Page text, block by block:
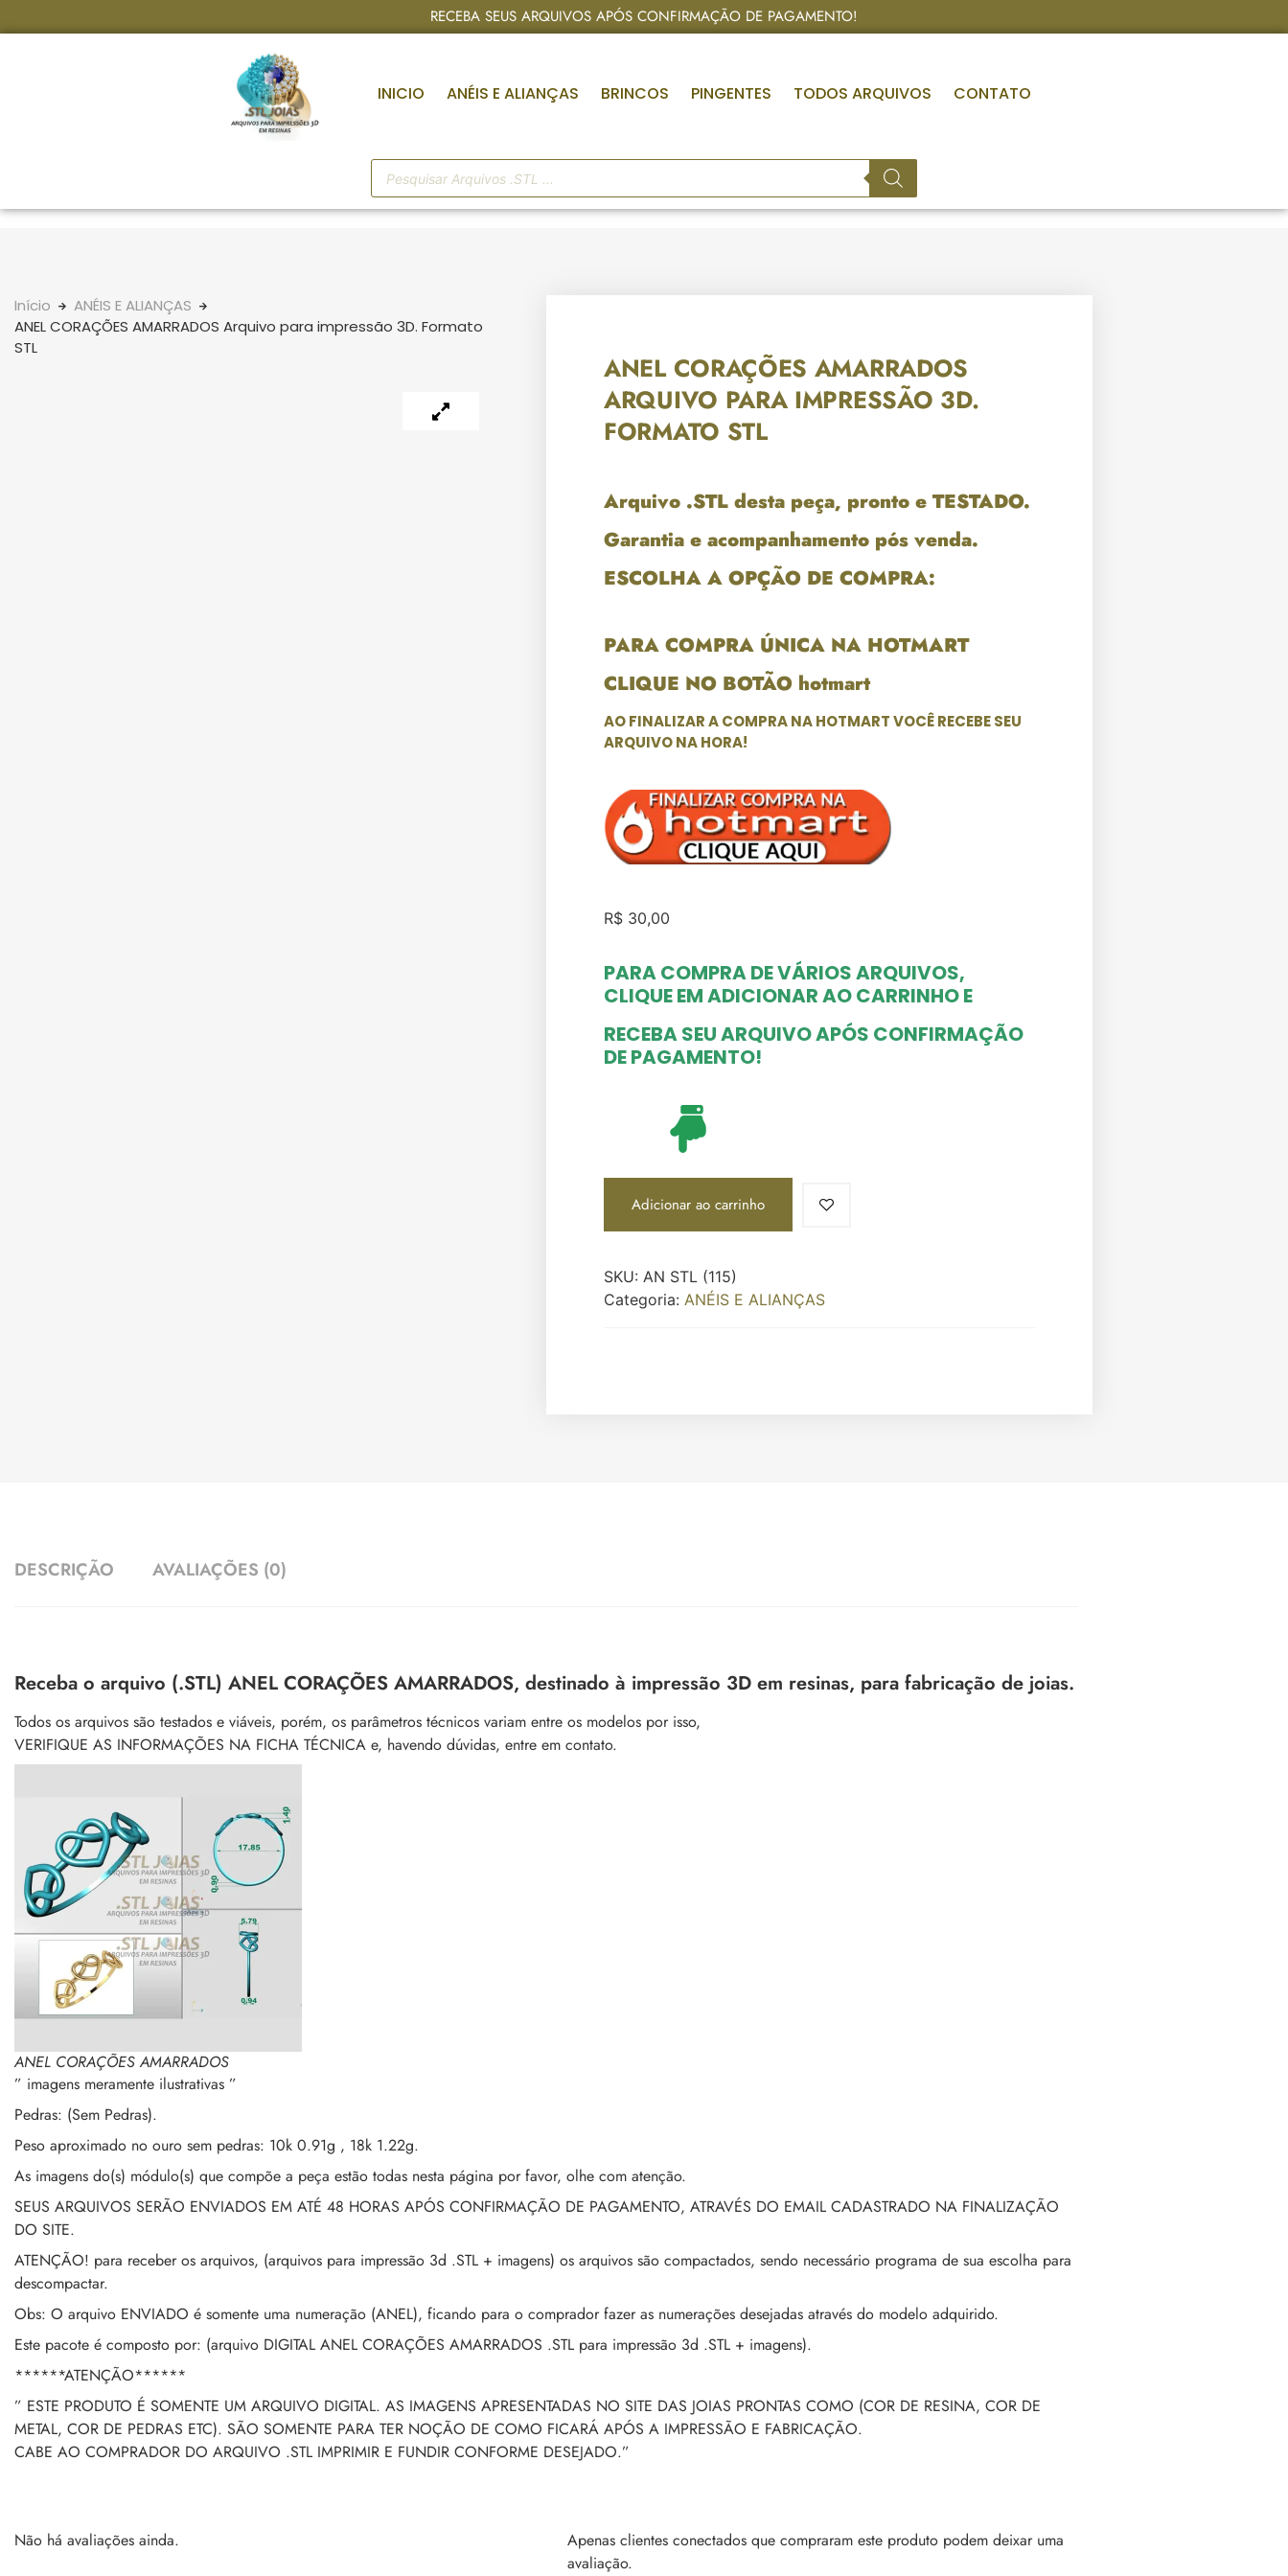
RECEBA SEUS ARQUIVOS APÓS CONFIRMAÇÃO DE PAGAMENTO!
INICIO ANÉIS E ALIANÇAS BRINCOS PINGENTES TODOS ARQUIVOS CONTATO
Início
ANÉIS E ALIANÇAS
ANEL CORAÇÕES AMARRADOS Arquivo para impressão 3D. Formato
STL
ANEL CORAÇÕES AMARRADOS
ARQUIVO PARA IMPRESSÃO 3D.
FORMATO STL
Arquivo .STL desta peça, pronto e TESTADO.
Garantia e acompanhamento pós venda.
ESCOLHA A OPÇÃO DE COMPRA:
PARA COMPRA ÚNICA NA HOTMART
CLIQUE NO BOTÃO hotmart
AO FINALIZAR A COMPRA NA HOTMART VOCÊ RECEBE SEU
ARQUIVO NA HORA!
R$ 30,00
PARA COMPRA DE VÁRIOS ARQUIVOS,
CLIQUE EM ADICIONAR AO CARRINHOE
RECEBA SEU ARQUIVO APÓS CONFIRMAÇÃO
DE PAGAMENTO!
Adicionar ao carrinho
SKU: AN STL (115)
Categoria: ANÉIS E ALIANÇAS
DESCRIÇÃO AVALIAÇÕES (0)
Receba o arquivo (.STL) ANEL CORAÇÕES AMARRADOS, destinado à impressão 3D em resinas, para fabricação de joias.
Todos os arquivos são testados e viáveis, porém, os parâmetros técnicos variam entre os modelos por isso,
VERIFIQUE AS INFORMAÇÕES NA FICHA TÉCNICA e, havendo dúvidas, entre em contato.
ANEL CORAÇÕES AMARRADOS
” imagens meramente ilustrativas ”
Pedras: (Sem Pedras).
Peso aproximado no ouro sem pedras: 10k 0.91g , 18k 1.22g.
As imagens do(s) módulo(s) que compõe a peça estão todas nesta página por favor, olhe com atenção.
SEUS ARQUIVOS SERÃO ENVIADOS EM ATÉ 48 HORAS APÓS CONFIRMAÇÃO DE PAGAMENTO, ATRAVÉS DO EMAIL CADASTRADO NA FINALIZAÇÃO
DO SITE.
ATENÇÃO! para receber os arquivos, (arquivos para impressão 3d .STL + imagens) os arquivos são compactados, sendo necessário programa de sua escolha para
descompactar.
Obs: O arquivo ENVIADO é somente uma numeração (ANEL), ficando para o comprador fazer as numerações desejadas através do modelo adquirido.
Este pacote é composto por: (arquivo DIGITAL ANEL CORAÇÕES AMARRADOS .STL para impressão 3d .STL + imagens).
******ATENÇÃO******
” ESTE PRODUTO É SOMENTE UM ARQUIVO DIGITAL. AS IMAGENS APRESENTADAS NO SITE DAS JOIAS PRONTAS COMO (COR DE RESINA, COR DE
METAL, COR DE PEDRAS ETC). SÃO SOMENTE PARA TER NOÇÃO DE COMO FICARÁ APÓS A IMPRESSÃO E FABRICAÇÃO.
CABE AO COMPRADOR DO ARQUIVO .STL IMPRIMIR E FUNDIR CONFORME DESEJADO.”
Não há avaliações ainda.
Apenas clientes conectados que compraram este produto podem deixar uma
avaliação.